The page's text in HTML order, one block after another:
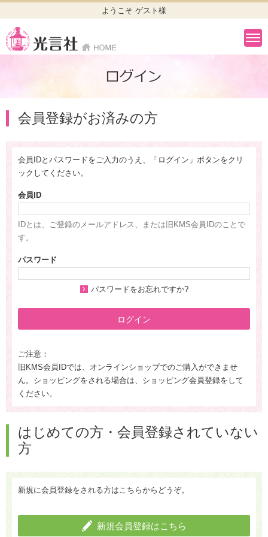
ようこそ ゲスト様
会員登録がお済みの方
会員IDとパスワードをご入力のうえ、「ログイン」ボタンをクリ
ックしてください。
会員ID
IDとは、ご登録のメールアドレス、または旧KMS会員IDのことで
す。
パスワード
パスワードをお忘れですか?
ログイン
ご注意：
旧KMS会員IDでは、オンラインショップでのご購入ができませ
ん。ショッピングをされる場合は、ショッピング会員登録をして
ください。
はじめての方・会員登録されていない
方
新規に会員登録をされる方はこちらからどうぞ。
新規会員登録はこちら